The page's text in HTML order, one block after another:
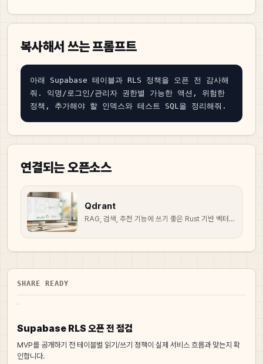
복사해서 쓰는 프롬프트
아래 Supabase 테이블과 RLS 정책을 오픈 전 감사해
줘. 익명/로그인/관리자 권한별 가능한 액션, 위험한
정책, 추가해야 할 인덱스와 테스트 SQL을 정리해줘.
연결되는 오픈소스
Qdrant
RAG, 검색, 추천 기능에 쓰기 좋은 Rust 기반 벡터 데이터베이스입니다.
SHARE READY
Supabase RLS 오픈 전 점검
MVP를 공개하기 전 테이블별 읽기/쓰기 정책이 실제 서비스 흐름과 맞는지 확
인합니다.